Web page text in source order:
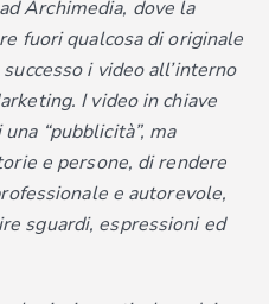
Archimedia, dove la
fuori qualcosa di originale
i video all’interno
I video in chiave
“pubblicità”, ma
e persone, di rendere
e autorevole,
sguardi, espressioni ed